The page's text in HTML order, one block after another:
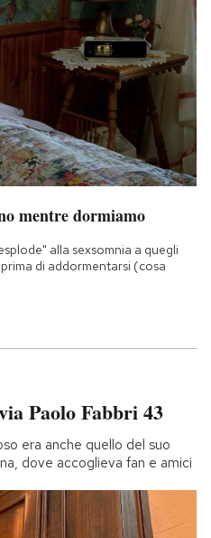
mentre dormiamo
alla sexsomnia a quegli
di addormentarsi (cosa
Paolo Fabbri 43
era anche quello del suo
dove accoglieva fan e amici